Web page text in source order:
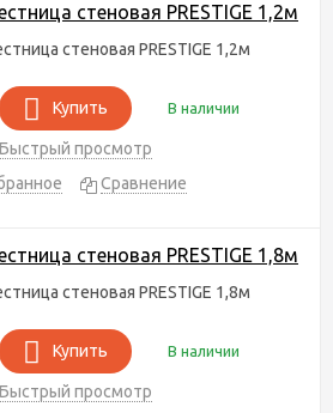
стеновая PRESTIGE 1,2м
стеновая PRESTIGE 1,2м
Купить В наличии
Быстрый просмотр
Сравнение
стеновая PRESTIGE 1,8м
стеновая PRESTIGE 1,8м
Купить В наличии
Быстрый просмотр